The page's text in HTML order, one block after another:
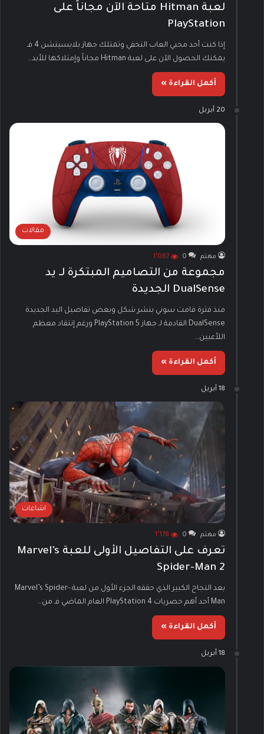
لعبة Hitman متاحة الآن مجاناً على
PlayStation
إذا كنت أحد محبي العاب التخفي وتمتلك جهاز بلايسيتشن 4 فـ
يمكنك الحصول الآن على لعبة Hitman مجاناً وإمتلاكها للأبد…
أكمل القراءة »
20 أبريل
مقالات
مهتم 0 1٬087
مجموعة من التصاميم المبتكرة لـ يد
DualSense الجديدة
منذ فترة قامت سوني بنشر شكل وبعض تفاصيل اليد الجديدة
DualSense القادمة لـ جهاز PlayStation 5 ورغم إنتقاد معظم
اللأعبين…
أكمل القراءة »
18 أبريل
اشاعات
مهتم 0 1٬178
تعرف على التفاصيل الأولى للعبة Marvel’s
Spider-Man 2
بعد النجاح الكبير الذي حققه الجزء الأول من لعبة Marvel’s Spider-
Man أحد أهم حصريات PlayStation 4 العام الماضي فـ من…
أكمل القراءة »
18 أبريل